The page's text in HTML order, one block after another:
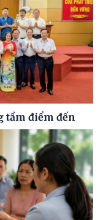
tầm điểm đến